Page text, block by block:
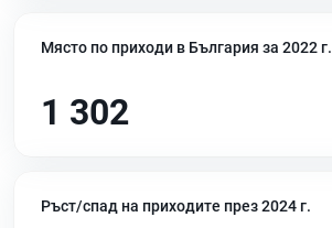
Място по приходи в България за 2022 г.
1 302
Ръст/спад на приходите през 2024 г.